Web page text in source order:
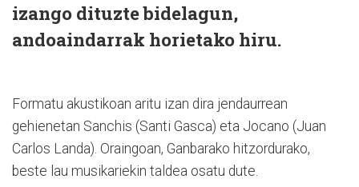
izango dituzte bidelagun,
andoaindarrak horietako hiru.
Formatu akustikoan aritu izan dira jendaurrean
gehienetan Sanchis (Santi Gasca) eta Jocano (Juan
Carlos Landa). Oraingoan, Ganbarako hitzordurako,
beste lau musikariekin taldea osatu dute.